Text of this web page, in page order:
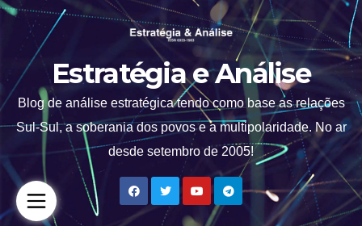
Estratégia e Análise
Blog de análise estratégica tendo como base as relações
Sul-Sul, a soberania dos povos e a multipolaridade. No ar
desde setembro de 2005!